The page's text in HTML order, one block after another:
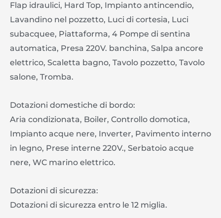
Flap idraulici, Hard Top, Impianto antincendio,
Lavandino nel pozzetto, Luci di cortesia, Luci
subacquee, Piattaforma, 4 Pompe di sentina
automatica, Presa 220V. banchina, Salpa ancore
elettrico, Scaletta bagno, Tavolo pozzetto, Tavolo
salone, Tromba.
Dotazioni domestiche di bordo:
Aria condizionata, Boiler, Controllo domotica,
Impianto acque nere, Inverter, Pavimento interno
in legno, Prese interne 220V., Serbatoio acque
nere, WC marino elettrico.
Dotazioni di sicurezza:
Dotazioni di sicurezza entro le 12 miglia.